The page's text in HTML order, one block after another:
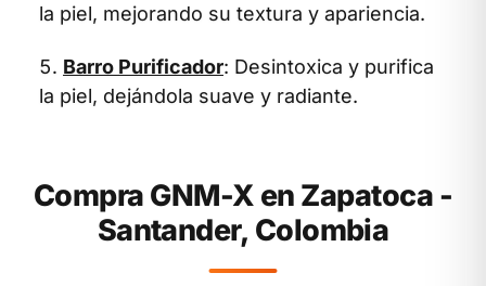
la piel, mejorando su textura y apariencia.
Barro Purificador: Desintoxica y purifica
la piel, dejándola suave y radiante.
Compra GNM-X en Zapatoca -
Santander, Colombia